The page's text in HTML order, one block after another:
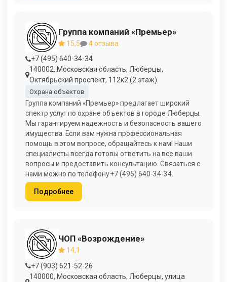
Группа компаний «Премьер»
15,5
4 отзыва
+7 (495) 640-34-34
140002, Московская область, Люберцы,
Октябрьский проспект, 112к2 (2 этаж).
Охрана объектов
Группа компаний «Премьер» предлагает широкий
спектр услуг по охране объектов в городе Люберцы.
Мы гарантируем надежность и безопасность вашего
имущества. Если вам нужна профессиональная
помощь в этом вопросе, обращайтесь к нам! Наши
специалисты всегда готовы ответить на все ваши
вопросы и предоставить консультацию. Связаться с
нами можно по телефону +7 (495) 640-34-34.
Подробнее
ЧОП «Возрождение»
14,1
+7 (903) 621-52-26
140000, Московская область, Люберцы, улица